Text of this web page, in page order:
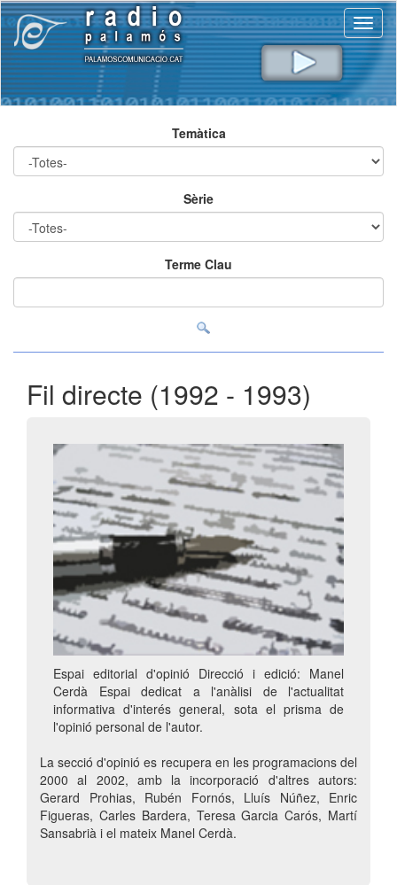
Temàtica
Sèrie
Terme Clau
Fil directe (1992 - 1993)
Espai editorial d'opinió Direcció i edició: Manel
Cerdà Espai dedicat a l'anàlisi de l'actualitat
informativa d'interés general, sota el prisma de
l'opinió personal de l'autor.
La secció d'opinió es recupera en les programacions del
2000 al 2002, amb la incorporació d'altres autors:
Gerard Prohias, Rubén Fornós, Lluís Núñez, Enric
Figueras, Carles Bardera, Teresa Garcia Carós, Martí
Sansabrià i el mateix Manel Cerdà.